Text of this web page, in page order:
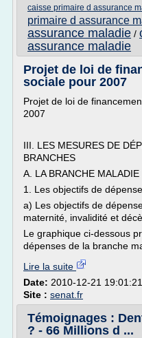
caisse primaire d assurance
primaire d assurance
assurance maladie /
assurance maladie
Projet de loi de
sociale pour 2007
Projet de loi de
2007
III. LES MESURES DE
BRANCHES
A. LA BRANCHE MALADIE
1. Les objectifs de
a) Les objectifs de
maternité, invalidité et
Le graphique ci-dessous
dépenses de la branche
Lire la suite
Date: 2010-12-21 19:01:21
Site : senat.fr
Témoignages :
? - 66 Millions d ...